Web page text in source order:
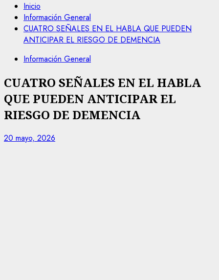
Inicio
Información General
CUATRO SEÑALES EN EL HABLA QUE PUEDEN
ANTICIPAR EL RIESGO DE DEMENCIA
Información General
CUATRO SEÑALES EN EL HABLA
QUE PUEDEN ANTICIPAR EL
RIESGO DE DEMENCIA
20 mayo, 2026